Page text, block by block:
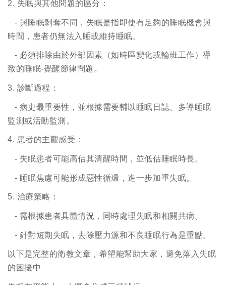
2. 失眠與其他問題的區分：
- 與睡眠剝奪不同，失眠是指即使有足夠的睡眠機會與
時間，患者仍無法入睡或維持睡眠。
- 必須排除由於外部因素（如時區變化或輪班工作）導
致的睡眠-覺醒節律問題。
3. 診斷過程：
- 病史最重要性，並根據需要輔以睡眠日誌、多導睡眠
監測或活動監測。
4. 患者的主觀感受：
- 失眠患者可能高估其清醒時間，並低估睡眠時長。
- 睡眠焦慮可能形成惡性循環，進一步加重失眠。
5. 治療策略：
- 需根據患者具體情況，同時處理失眠和相關共病。
- 針對短期失眠，去除壓力源和不良睡眠行為是重點。
以下是完整的衛教文章，希望能幫助大家，避免落入失眠
的困擾中